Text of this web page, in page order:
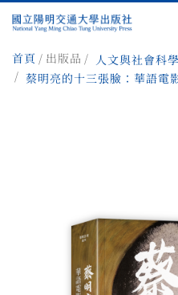
首頁 出版品 人文與社會科學
蔡明亮的十三張臉：華語電